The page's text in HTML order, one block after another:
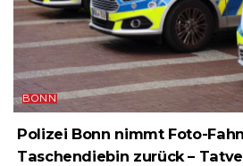
BONN
Polizei Bonn nimmt Foto-
Taschendiebin zurück –